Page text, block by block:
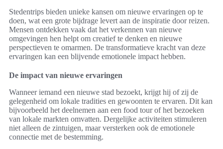
Stedentrips bieden unieke kansen om nieuwe ervaringen op te
doen, wat een grote bijdrage levert aan de inspiratie door reizen.
Mensen ontdekken vaak dat het verkennen van nieuwe
omgevingen hen helpt om creatief te denken en nieuwe
perspectieven te omarmen. De transformatieve kracht van deze
ervaringen kan een blijvende emotionele impact hebben.
De impact van nieuwe ervaringen
Wanneer iemand een nieuwe stad bezoekt, krijgt hij of zij de
gelegenheid om lokale tradities en gewoonten te ervaren. Dit kan
bijvoorbeeld het deelnemen aan een food tour of het bezoeken
van lokale markten omvatten. Dergelijke activiteiten stimuleren
niet alleen de zintuigen, maar versterken ook de emotionele
connectie met de bestemming.